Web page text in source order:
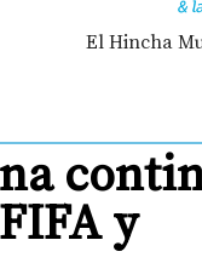
El Hincha
y